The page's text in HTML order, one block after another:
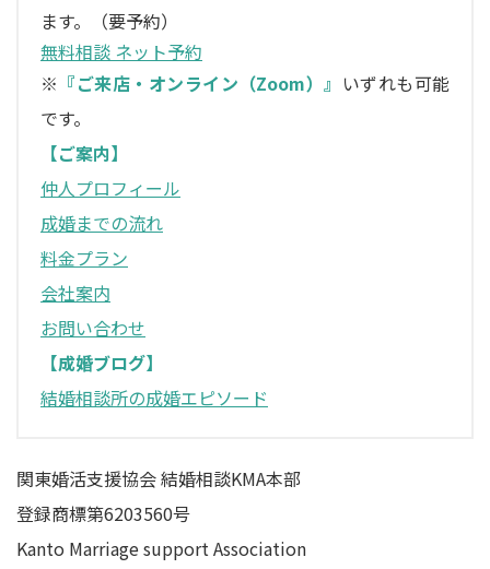
ます。（要予約）
無料相談 ネット予約
※ 『ご来店・オンライン（Zoom）』 いずれも可能
です。
【ご案内】
仲人プロフィール
成婚までの流れ
料金プラン
会社案内
お問い合わせ
【成婚ブログ】
結婚相談所の成婚エピソード
関東婚活支援協会 結婚相談KMA本部
登録商標第6203560号
Kanto Marriage support Association